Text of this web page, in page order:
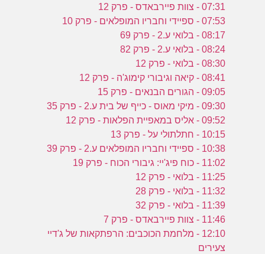
07:31 - צוות פיירבאדס - פרק 12
07:53 - ספיידי וחבריו המופלאים - פרק 10
08:17 - בלואי ע.2 - פרק 69
08:24 - בלואי ע.2 - פרק 82
08:30 - בלואי - פרק 12
08:41 - קיאה וגיבורי קימוג'ה - פרק 12
09:05 - הגורים הבנאים - פרק 15
09:30 - מיקי מאוס - כייף של בית ע.2 - פרק 35
09:52 - אליס במאפיית הפלאות - פרק 12
10:15 - חתלתולי על - פרק 13
10:38 - ספיידי וחבריו המופלאים ע.2 - פרק 39
11:02 - כוח פיג'יי: גיבורי הכוח - פרק 19
11:25 - בלואי - פרק 12
11:32 - בלואי - פרק 28
11:39 - בלואי - פרק 32
11:46 - צוות פיירבאדס - פרק 7
12:10 - מלחמת הכוכבים: הרפתקאות של ג'דיי
צעירים